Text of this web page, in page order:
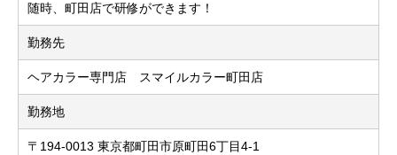
随時、町田店で研修ができます！
勤務先
ヘアカラー専門店 スマイルカラー町田店
勤務地
〒194-0013 東京都町田市原町田6丁目4‐1